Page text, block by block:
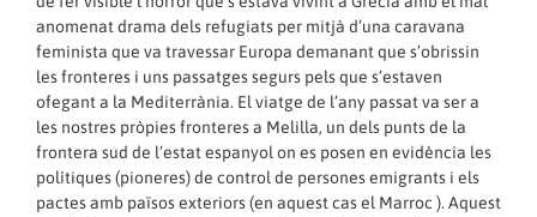
anomenat drama dels refugiats per mitjà d’una caravana
feminista que va travessar Europa demanant que s’obrissin
les fronteres i uns passatges segurs pels que s’estaven
ofegant a la Mediterrània. El viatge de l’any passat va ser a
les nostres pròpies fronteres a Melilla, un dels punts de la
frontera sud de l’estat espanyol on es posen en evidència les
polítiques (pioneres) de control de persones emigrants i els
pactes amb països exteriors (en aquest cas el Marroc ). Aquest